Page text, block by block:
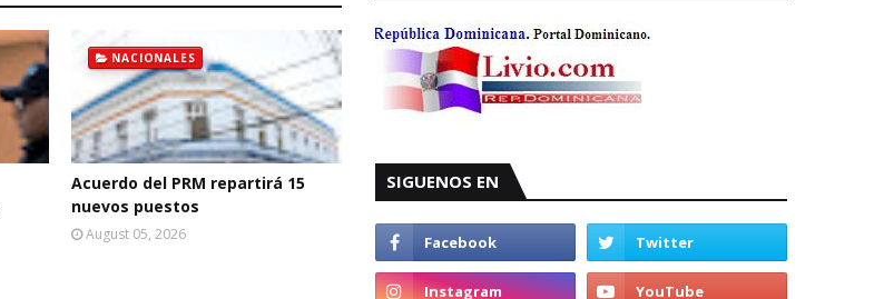
NACIONALES
Acuerdo del PRM repartirá 15
nuevos puestos
August 05, 2026
SIGUENOS EN